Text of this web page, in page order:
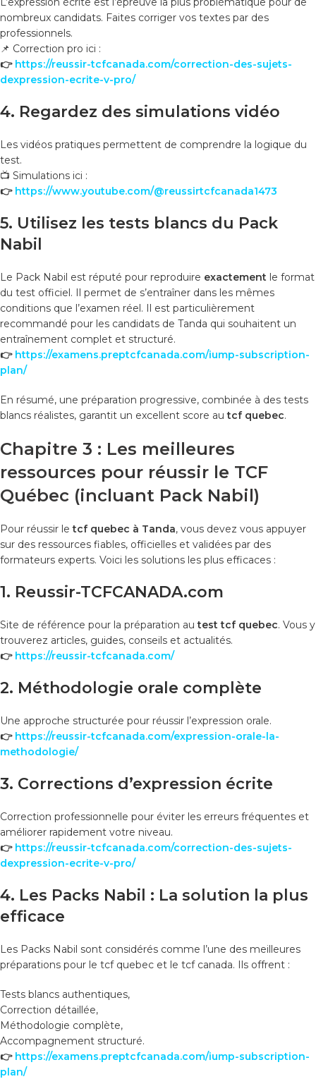
nombreux candidats. Faites corriger vos textes par des
professionnels.
📌 Correction pro ici :
👉 https://reussir-tcfcanada.com/correction-des-sujets-
dexpression-ecrite-v-pro/
4. Regardez des simulations vidéo
Les vidéos pratiques permettent de comprendre la logique du
test.
📺 Simulations ici :
👉 https://www.youtube.com/@reussirtcfcanada1473
5. Utilisez les tests blancs du Pack
Nabil
Le Pack Nabil est réputé pour reproduire exactement le format
du test officiel. Il permet de s’entraîner dans les mêmes
conditions que l’examen réel. Il est particulièrement
recommandé pour les candidats de Tanda qui souhaitent un
entraînement complet et structuré.
👉 https://examens.preptcfcanada.com/iump-subscription-
plan/
En résumé, une préparation progressive, combinée à des tests
blancs réalistes, garantit un excellent score autcf quebec.
Chapitre 3 : Les meilleures
ressources pour réussir le TCF
Québec (incluant Pack Nabil)
Pour réussir letcf quebec à Tanda, vous devez vous appuyer
sur des ressources fiables, officielles et validées par des
formateurs experts. Voici les solutions les plus efficaces :
1. Reussir-TCFCANADA.com
Site de référence pour la préparation autest tcf quebec. Vous y
trouverez articles, guides, conseils et actualités.
👉 https://reussir-tcfcanada.com/
2. Méthodologie orale complète
Une approche structurée pour réussir l’expression orale.
👉 https://reussir-tcfcanada.com/expression-orale-la-
methodologie/
3. Corrections d’expression écrite
Correction professionnelle pour éviter les erreurs fréquentes et
améliorer rapidement votre niveau.
👉 https://reussir-tcfcanada.com/correction-des-sujets-
dexpression-ecrite-v-pro/
4. Les Packs Nabil : La solution la plus
efficace
Les Packs Nabil sont considérés comme l’une des meilleures
préparations pour le tcf quebec et le tcf canada. Ils offrent :
Tests blancs authentiques,
Correction détaillée,
Méthodologie complète,
Accompagnement structuré.
👉 https://examens.preptcfcanada.com/iump-subscription-
plan/